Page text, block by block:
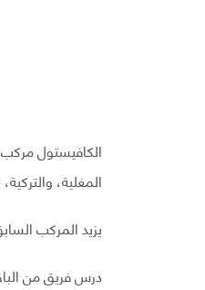
الكافيستول
المغلية،
يزيد المركب
درس فريق من